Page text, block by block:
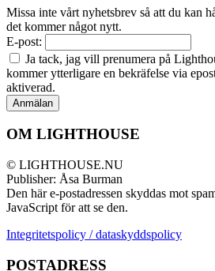
Missa inte vårt nyhetsbrev så att du kan
det kommer något nytt.
E-post:
Ja tack, jag vill prenumera på
kommer ytterligare en bekräfelse via
aktiverad.
OM LIGHTHOUSE
© LIGHTHOUSE.NU
Publisher: Åsa Burman
Den här e-postadressen skyddas mot
JavaScript för att se den.
Integritetspolicy / dataskyddspolicy
POSTADRESS